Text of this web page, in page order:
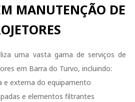
MANUTENÇÃO DE
uma vasta gama de serviços de
em Barra do Turvo, incluindo:
e externa do equipamento
e elementos filtrantes